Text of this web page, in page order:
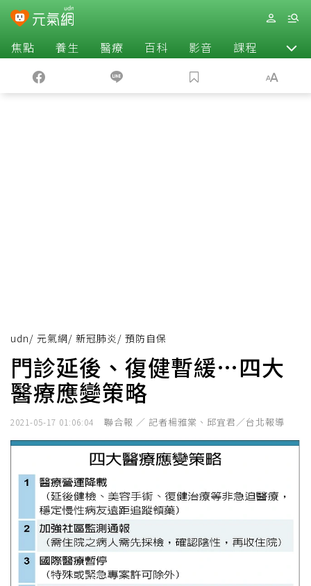
焦點 養生 醫療 百科 影音 課程 退休
udn/ 元氣網/ 新冠肺炎 / 預防自保
門診延後、復健暫緩…四大
醫療應變策略
2021-05-17 01:06:04 聯合報 ／ 記者楊雅棠、邱宜君／台北報導